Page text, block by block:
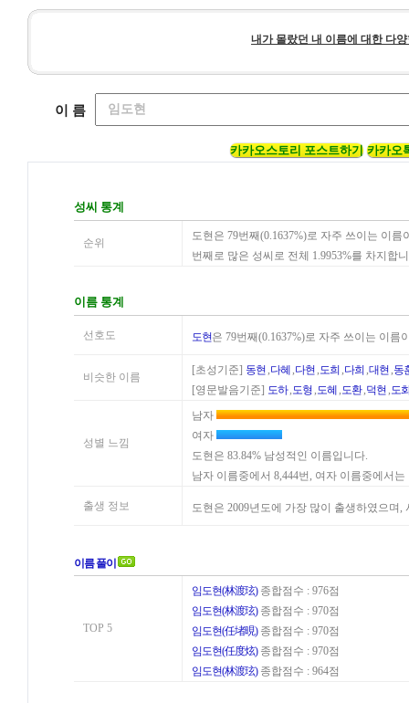
내가 몰랐던 내 이름에 대한 다
이 름
카카오스토리 포스트하기 카카오
성씨 통계
순위
도현은 79번째(0.1637%)로 자주 쓰이는 이
번째로 많은 성씨로 전체 1.9953%를 차지합
이름 통계
선호도 도현은 79번째(0.1637%)로 자주 쓰이는 이
비슷한 이름
[초성기준] 동현 ,다혜 ,다현 ,도희 ,다희 ,대현 ,동
[영문발음기준] 도하,도형,도혜 ,도환,덕현 ,도
성별 느낌
남자
여자
도현은 83.84% 남성적인 이름입니다.
남자 이름중에서 8,444번, 여자 이름중에서
출생 정보 도현은 2009년도에 가장 많이 출생하였으며
이름 풀이
TOP 5
임도현(林渡玹)종합점수 : 976점
임도현(林渡玹)종합점수 : 970점
임도현(任堵晛)종합점수 : 970점
임도현(任度炫)종합점수 : 970점
임도현(林渡玹)종합점수 : 964점